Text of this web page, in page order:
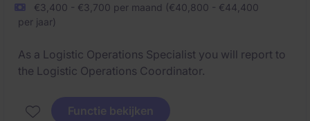
€3,400 - €3,700 per maand (€40,800 - €44,400
per jaar)
As a Logistic Operations Specialist you will report to
the Logistic Operations Coordinator.
Functie bekijken